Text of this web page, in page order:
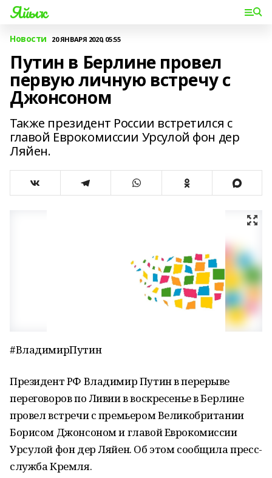
Яйыҡ
Новости 20 ЯНВАРЯ 2020, 05:55
Путин в Берлине провел
первую личную встречу с
Джонсоном
Также президент России встретился с
главой Еврокомиссии Урсулой фон дер
Ляйен.
#ВладимирПутин
Президент РФ Владимир Путин в перерыве
переговоров по Ливии в воскресенье в Берлине
провел встречи с премьером Великобритании
Борисом Джонсоном и главой Еврокомиссии
Урсулой фон дер Ляйен. Об этом сообщила пресс-
служба Кремля.